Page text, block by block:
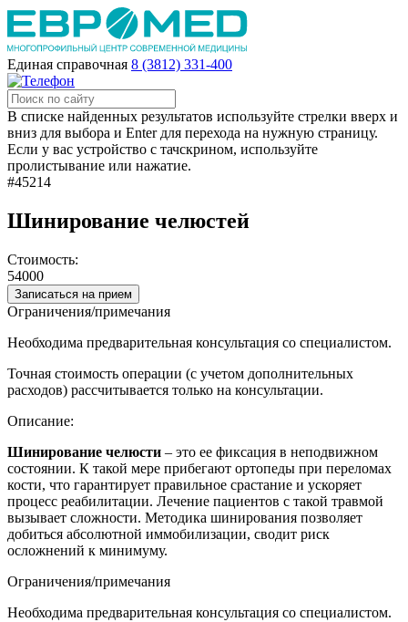
Единая справочная 8 (3812) 331-400
В списке найденных результатов используйте стрелки вверх и
вниз для выбора и Enter для перехода на нужную страницу.
Если у вас устройство с тачскрином, используйте
пролистывание или нажатие.
#45214
Шинирование челюстей
Стоимость:
54000
Записаться на прием
Ограничения/примечания
Необходима предварительная консультация со специалистом.
Точная стоимость операции (с учетом дополнительных
расходов) рассчитывается только на консультации.
Описание:
Шинирование челюсти – это ее фиксация в неподвижном
состоянии. К такой мере прибегают ортопеды при переломах
кости, что гарантирует правильное срастание и ускоряет
процесс реабилитации. Лечение пациентов с такой травмой
вызывает сложности. Методика шинирования позволяет
добиться абсолютной иммобилизации, сводит риск
осложнений к минимуму.
Ограничения/примечания
Необходима предварительная консультация со специалистом.